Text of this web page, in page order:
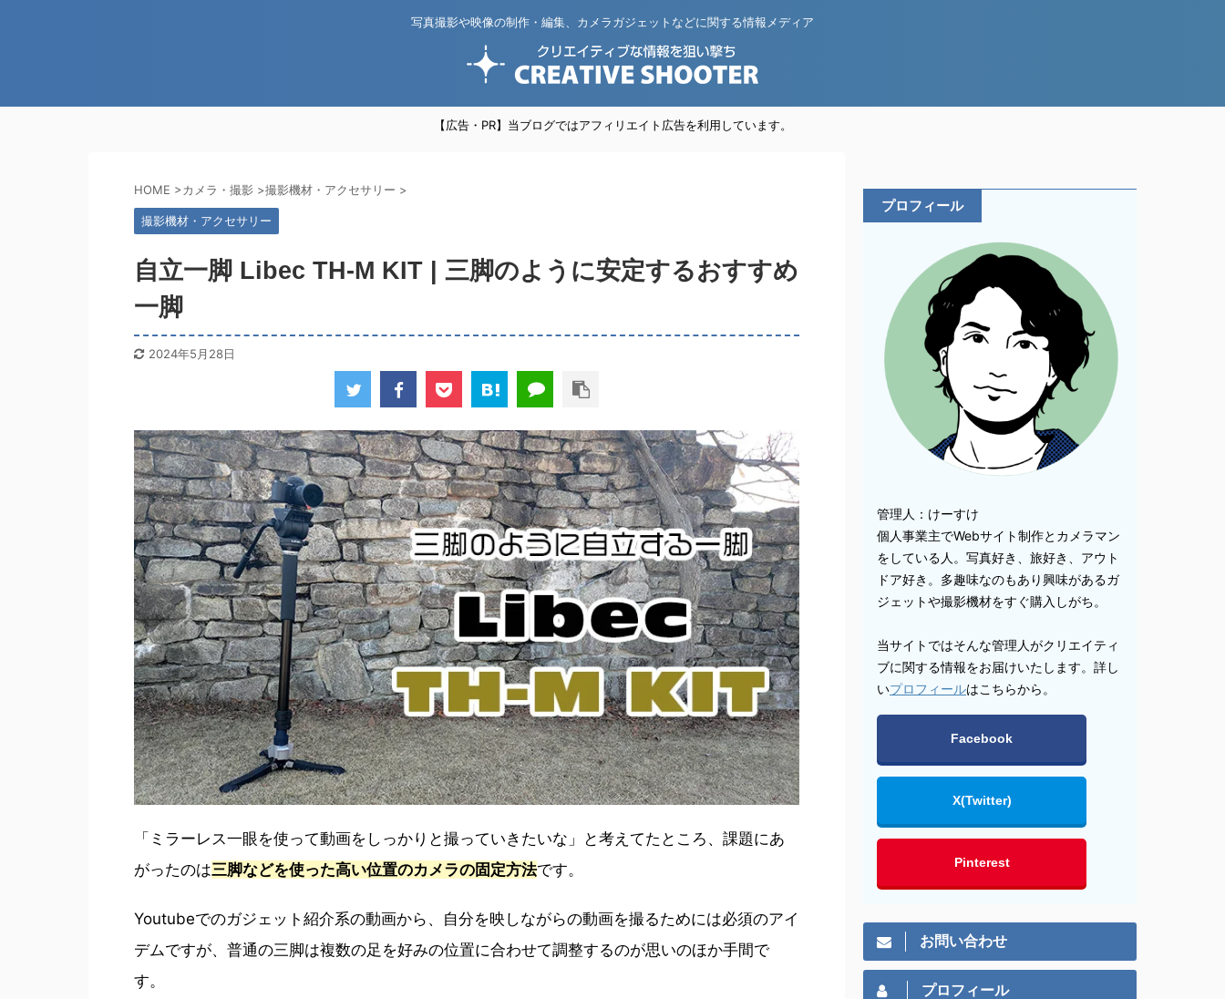
写真撮影や映像の制作・編集、カメラガジェットなどに関する情報メディア
【広告・PR】当ブログではアフィリエイト広告を利用しています。
HOME >カメラ・撮影 >撮影機材・アクセサリー >
撮影機材・アクセサリー
自立一脚 Libec TH-M KIT | 三脚のように安定するおすすめ
一脚
2024年5月28日
「ミラーレス一眼を使って動画をしっかりと撮っていきたいな」と考えてたところ、課題にあ
がったのは三脚などを使った高い位置のカメラの固定方法です。
Youtubeでのガジェット紹介系の動画から、自分を映しながらの動画を撮るためには必須のアイ
デムですが、普通の三脚は複数の足を好みの位置に合わせて調整するのが思いのほか手間で
す。
プロフィール
管理人：けーすけ
個人事業主でWebサイト制作とカメラマン
をしている人。写真好き、旅好き、アウト
ドア好き。多趣味なのもあり興味があるガ
ジェットや撮影機材をすぐ購入しがち。
当サイトではそんな管理人がクリエイティ
ブに関する情報をお届けいたします。詳し
いプロフィールはこちらから。
Facebook
X(Twitter)
Pinterest
お問い合わせ
プロフィール